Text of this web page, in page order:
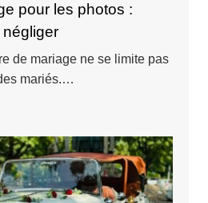
pour les photos :
de mariage ne se limite pas
mariés.…